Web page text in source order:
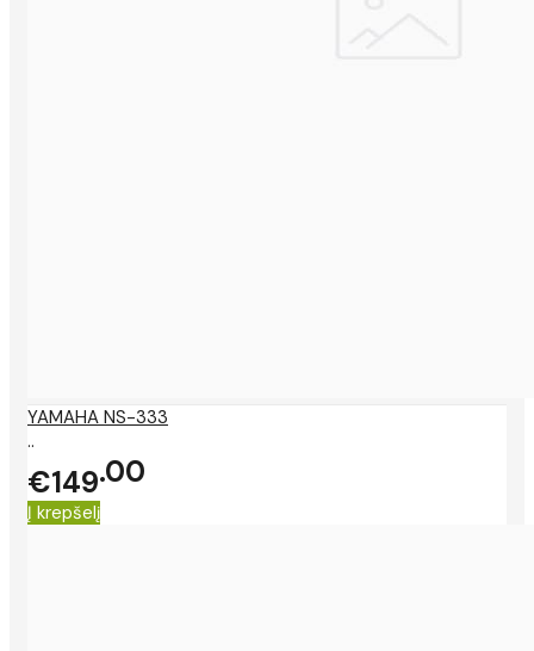
YAMAHA NS-333
..
€149 00
Į krepšelį